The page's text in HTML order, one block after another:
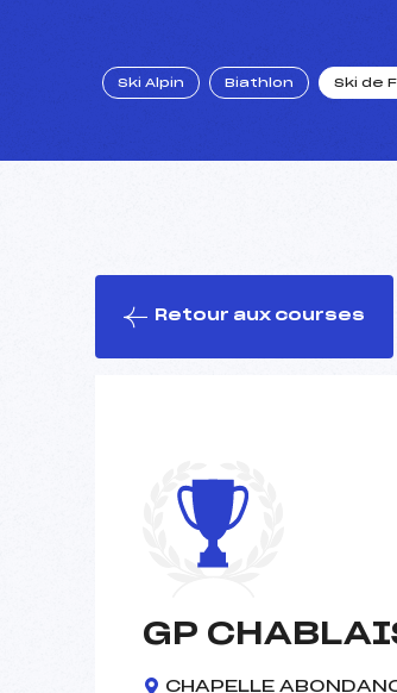
Ski Alpin Biathlon Ski de
Retour aux courses
GP
CHAPELLE